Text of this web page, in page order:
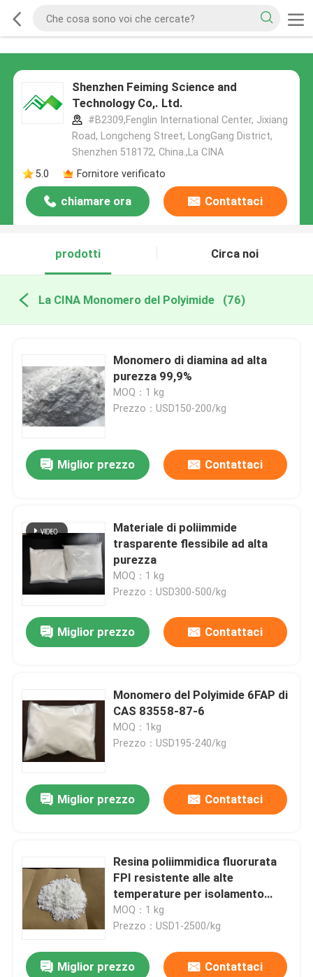
Shenzhen Feiming Science and
Technology Co,. Ltd.
#B2309,Fenglin International Center, Jixiang
Road, Longcheng Street, LongGang District,
Shenzhen 518172, China.,La CINA
5.0
Fornitore verificato
chiamare ora Contattaci
prodotti Circa noi
La CINA Monomero del Polyimide (76)
Monomero di diamina ad alta
purezza 99,9%
MOQ：1 kg
Prezzo：USD150-200/kg
Miglior prezzo Contattaci
Materiale di poliimmide
trasparente flessibile ad alta
purezza
MOQ：1 kg
Prezzo：USD300-500/kg
Miglior prezzo Contattaci
Monomero del Polyimide 6FAP di
CAS 83558-87-6
MOQ：1kg
Prezzo：USD195-240/kg
Miglior prezzo Contattaci
Resina poliimmidica fluorurata
FPI resistente alle alte
temperature per isolamento
elettrico e stabilità in ambienti
difficili
MOQ：1 kg
Prezzo：USD1-2500/kg
Miglior prezzo Contattaci